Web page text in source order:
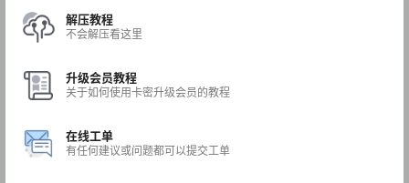
解压教程
不会解压看这里
升级会员教程
关于如何使用卡密升级会员的教程
在线工单
有任何建议或问题都可以提交工单